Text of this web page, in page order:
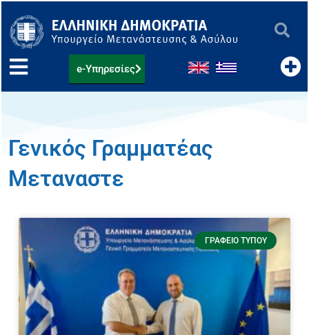
στο
περιεχόμενο
e-Υπηρεσίες
Γενικός Γραμματέας
Μεταναστε
ΓΡΑΦΕΊΟ ΤΎΠΟΥ